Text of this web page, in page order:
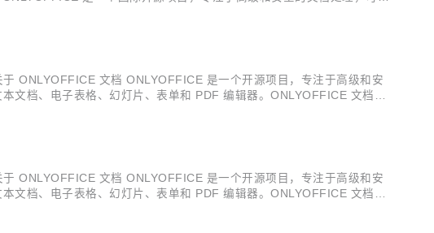
ONLYOFFICE 文档 ONLYOFFICE 是一个开源项目，专注于高级和安
文档、电子表格、幻灯片、表单和 PDF 编辑器。ONLYOFFICE 文档高
ONLYOFFICE 文档 ONLYOFFICE 是一个开源项目，专注于高级和安
档、电子表格、幻灯片、表单和 PDF 编辑器。ONLYOFFICE 文档高